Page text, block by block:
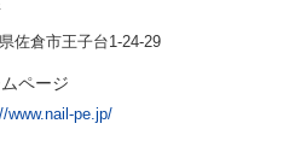
佐倉市王子台1-24-29
ページ
www.nail-pe.jp/